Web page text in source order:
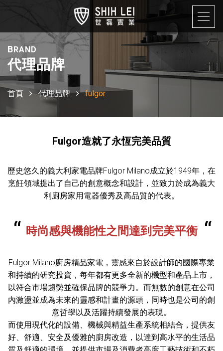
B RAND
代理品牌
首頁 代理品牌 fulgor
Fulgor造就了永恆完美品質
歷史悠久的義大利家電品牌Fulgor Milano成立於1949年，在
烹飪領域提出了自己的創意概念和設計，並致力於成為義大
利廚房家用電器優秀及高品質的代表。
時尚感與機能性之間達到完美平衡
Fulgor Milano廚房精品家電，靈感來自於設計師的國際專業
和持續的研究投資，每年都有更多全新的機型和產品上市，
以符合市場趨勢並確保品牌的競爭力。而無數的創意在公司
內激盪並成為未來的靈感和計畫的源頭，同時也是公司的創
意哲學以及活躍持續發展的表現。
而使用現代化的設備、機械與精益生產系統相結合，提供友
好、舒適、安全及優雅的廚房改造，以達到高水平的生活品